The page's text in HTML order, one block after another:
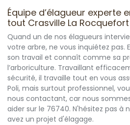
Équipe d’élagueur experte
tout Crasville La
Quand un de nos élagueurs
votre arbre, ne vous inquiétez pas.
son travail et connaît comme sa
l’arboriculture. Travaillant
sécurité, il travaille tout en vous
Poli, mais surtout professionnel,
nous contactant, car nous
aider sur le 76740. N'hésitez pas à
avez un projet d'élagage.